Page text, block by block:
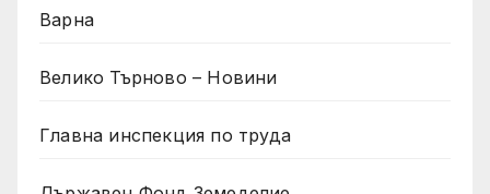
Варна
Велико Търново – Новини
Главна инспекция по труда